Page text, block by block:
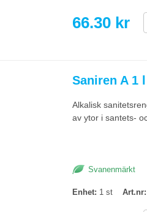
66.30 kr
Saniren A 1 l
Alkalisk
av ytor i santets-
Svanenmärkt
Enhet: 1 st Art.nr: